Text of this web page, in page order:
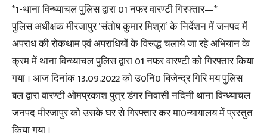
*1-थाना विन्ध्याचल पुलिस द्वारा 01 नफर वारण्टी गिरफ्तार—*
पुलिस अधीक्षक मीरजापुर ‘संतोष कुमार मिश्रा’ के निर्देशन में जनपद में
अपराध की रोकथाम एवं अपराधियों के विरूद्ध चलाये जा रहे अभियान के
क्रम में थाना विन्ध्याचल पुलिस द्वारा 01 नफर वारण्टी को गिरफ्तार किया
गया । आज दिनांक 13.09.2022 को उ0नि0 बिजेन्द्र गिरि मय पुलिस
बल द्वारा वारण्टी ओमप्रकाश पुत्र डंगर निवासी नदिनी थाना विन्ध्याचल
जनपद मीरजापुर को उसके घर से गिरफ्तार कर मा0न्यायालय में प्रस्तुत
किया गया ।